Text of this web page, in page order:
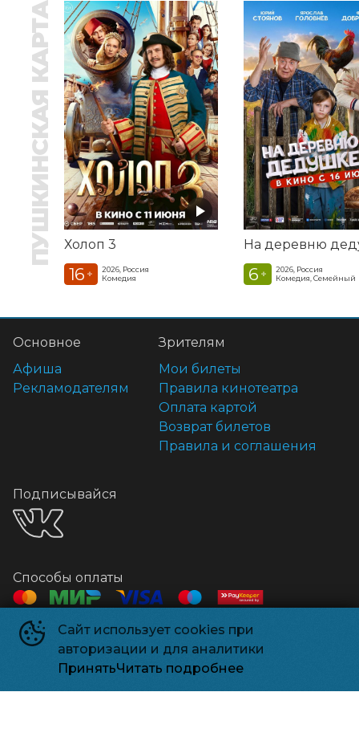
ПУШКИНСКАЯ КАРТА Холоп 3
16 +
2026, Россия
Комедия
6 +
2026, Россия
Комедия, Семейный
Сайт использует cookies при
авторизации и для аналитики
ПринятьЧитать подробнее
Основное
Афиша
Рекламодателям
Зрителям
Мои билеты
Правила кинотеатра
Оплата картой
Возврат билетов
Правила и соглашения
Подписывайся
Способы оплаты
Контакты
+7 918 541-18-18